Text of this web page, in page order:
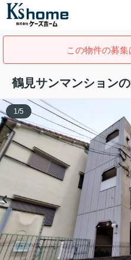
この物件の募集
鶴見サンマンション
1/5